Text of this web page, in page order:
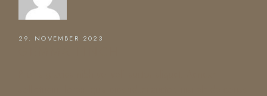
29. NOVEMBER 2023